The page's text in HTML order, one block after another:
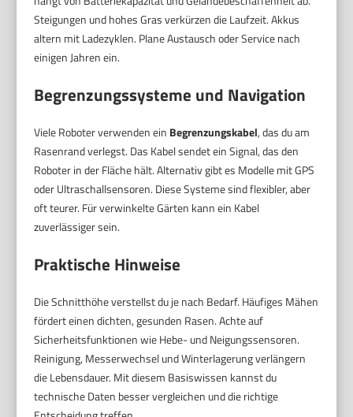
Steigungen und hohes Gras verkürzen die Laufzeit. Akkus
altern mit Ladezyklen. Plane Austausch oder Service nach
einigen Jahren ein.
Begrenzungssysteme und Navigation
Viele Roboter verwenden ein Begrenzungskabel, das du am
Rasenrand verlegst. Das Kabel sendet ein Signal, das den
Roboter in der Fläche hält. Alternativ gibt es Modelle mit GPS
oder Ultraschallsensoren. Diese Systeme sind flexibler, aber
oft teurer. Für verwinkelte Gärten kann ein Kabel
zuverlässiger sein.
Praktische Hinweise
Die Schnitthöhe verstellst du je nach Bedarf. Häufiges Mähen
fördert einen dichten, gesunden Rasen. Achte auf
Sicherheitsfunktionen wie Hebe- und Neigungssensoren.
Reinigung, Messerwechsel und Winterlagerung verlängern
die Lebensdauer. Mit diesem Basiswissen kannst du
technische Daten besser vergleichen und die richtige